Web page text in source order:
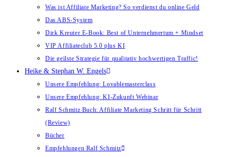
Was ist Affiliate Marketing? So verdienst du online Geld
Das ABS-System
Dirk Kreuter E-Book: Best of Unternehmertum + Mindset
VIP Affiliateclub 5.0 plus KI
Die geilste Strategie für qualitativ hochwertigen Traffic!
Heike & Stephan W. Engels
Unsere Empfehlung: Lovablemasterclass
Unsere Empfehlung: KI-Zukunft Webinar
Ralf Schmitz Buch: Affiliate Marketing Schritt für Schritt
(Review)
Bücher
Empfehlungen Ralf Schmitz